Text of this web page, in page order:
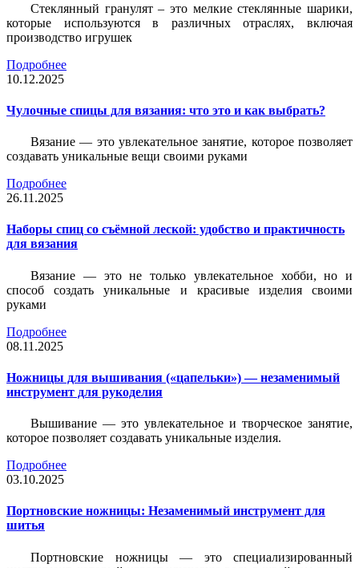
Стеклянный гранулят – это мелкие стеклянные шарики,
которые используются в различных отраслях, включая
производство игрушек
Подробнее
10.12.2025
Чулочные спицы для вязания: что это и как выбрать?
Вязание — это увлекательное занятие, которое позволяет
создавать уникальные вещи своими руками
Подробнее
26.11.2025
Наборы спиц со съёмной леской: удобство и практичность
для вязания
Вязание — это не только увлекательное хобби, но и
способ создать уникальные и красивые изделия своими
руками
Подробнее
08.11.2025
Ножницы для вышивания («цапельки») — незаменимый
инструмент для рукоделия
Вышивание — это увлекательное и творческое занятие,
которое позволяет создавать уникальные изделия.
Подробнее
03.10.2025
Портновские ножницы: Незаменимый инструмент для
шитья
Портновские ножницы — это специализированный